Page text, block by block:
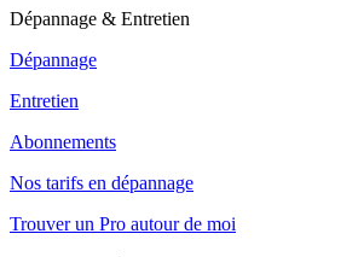
Dépannage & Entretien
Dépannage
Entretien
Abonnements
Nos tarifs en dépannage
Trouver un Pro autour de moi